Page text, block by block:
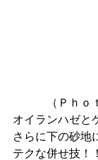
（Ｐｈｏｔ
オイランハゼと
さらに下の砂地
テクな併せ技！